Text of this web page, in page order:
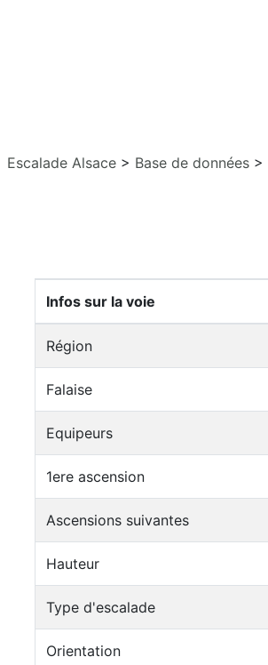
Escalade Alsace > Base de données >
Infos sur la voie
Région
Falaise
Equipeurs
1ere ascension
Ascensions suivantes
Hauteur
Type d'escalade
Orientation